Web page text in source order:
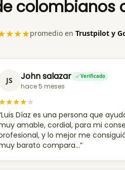
colombianos
promedio en Trustpilot y
JS John salazar Verificado
hace 5 meses
★★★★
Díaz es una persona que
amable, cordial, para mi
y lo mejor me
barato compara...”